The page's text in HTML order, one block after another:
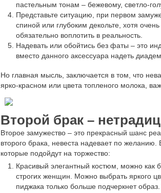
пастельным тонам – бежевому, светло-
Представьте ситуацию, при первом
спиной или глубоким декольте, хотя
обязательно воплотить в реальность.
Надевать или обойтись без фаты – это
вместо данного аксессуара надеть
Но главная мысль, заключается в том, что
ярко-красном или цвета топленого молока,
Второй брак –
Второе замужество – это прекрасный шанс
второго брака, невеста надевает по
которые подойдут на торжество:
Красивый элегантный костюм, можно как
строгих женщин. Можно выбрать яркого
пиджака только больше подчеркнет